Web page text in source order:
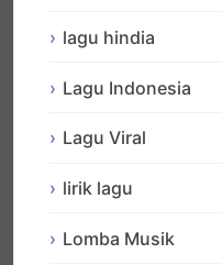
lagu hindia
Lagu Indonesia
Lagu Viral
lirik lagu
Lomba Musik